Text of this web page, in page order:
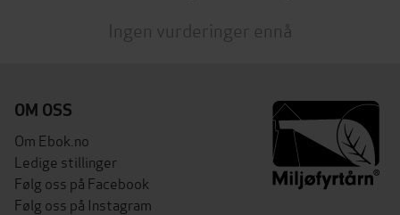
Ingen vurderinger ennå
OM OSS
Om Ebok.no
Ledige stillinger
Følg oss på Facebook
Følg oss på Instagram